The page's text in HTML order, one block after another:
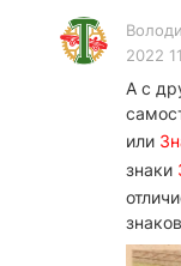
2022
А с
или
знаки